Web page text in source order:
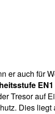
er auch für
EN1
Tresor auf
Dies